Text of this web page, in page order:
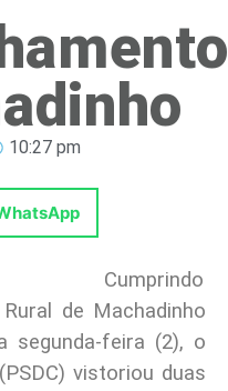
10:27 pm
Cumprindo
de Machadinho
segunda-feira (2), o
vistoriou duas